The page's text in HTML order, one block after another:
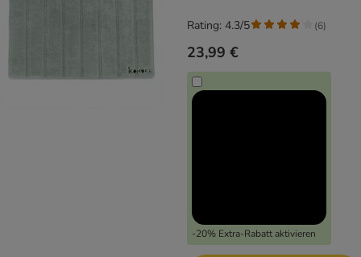
23,99 €
-20% Extra-Rabatt aktivieren
Rating: 4.3/5 (6)